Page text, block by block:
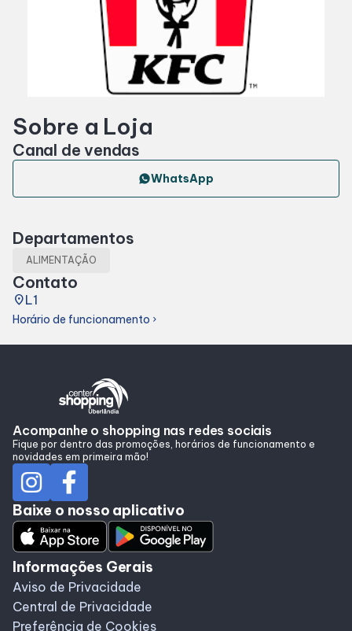
Entretenimento
Cinema
Lojas e Restaurantes
Lojas
Sobre a Loja
Canal de vendas
WhatsApp
Departamentos
ALIMENTAÇÃO
Contato
placeL1
Horário de funcionamento chevron_right
Acompanhe o shopping nas redes sociais
Fique por dentro das promoções, horários de funcionamento e
novidades em primeira mão!
Baixe o nosso aplicativo
Informações Gerais
Aviso de Privacidade
Central de Privacidade
Preferência de Cookies